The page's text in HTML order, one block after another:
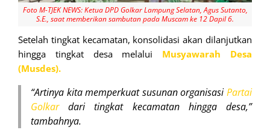
Foto M-TJEK NEWS: Ketua DPD Golkar Lampung Selatan, Agus Sutanto,
S.E., saat memberikan sambutan pada Muscam ke 12 Dapil 6.
Setelah tingkat kecamatan, konsolidasi akan dilanjutkan
hingga tingkat desa melalui Musyawarah Desa
(Musdes).
“Artinya kita memperkuat susunan organisasiPartai
Golkardari tingkat kecamatan hingga desa,”
tambahnya.